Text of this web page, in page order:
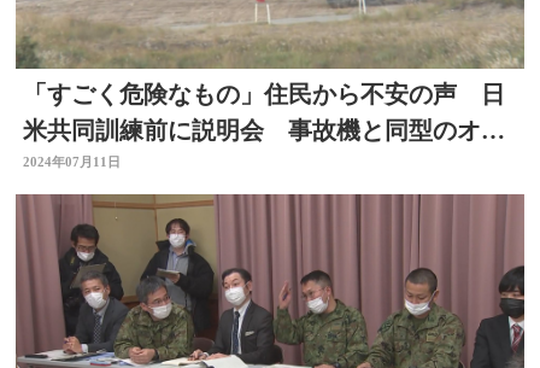
「すごく危険なもの」住民から不安の声 日
米共同訓練前に説明会 事故機と同型のオス
プレイ使用 大分
2024年07月11日